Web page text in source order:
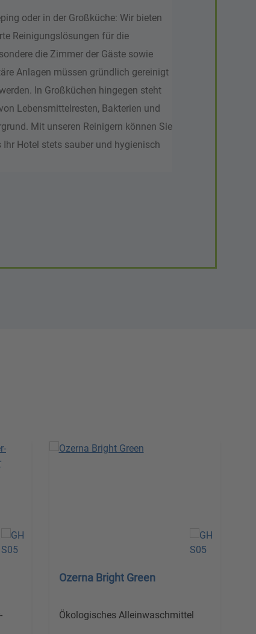
oder in der Großküche: Wir bieten
Reinigungslösungen für die
die Zimmer der Gäste sowie
Anlagen müssen gründlich gereinigt
In Großküchen hingegen steht
Lebensmittelresten, Bakterien und
Mit unseren Reinigern können Sie
Ihr Hotel stets sauber und hygienisch
Ozerna Bright Green
Ökologisches Alleinwaschmittel